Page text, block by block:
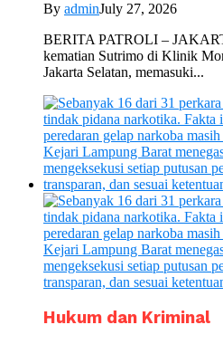
By adminJuly 27, 2026
BERITA PATROLI –
kematian Sutrimo di Klinik
Jakarta Selatan, memasuki...
Hukum dan Kriminal